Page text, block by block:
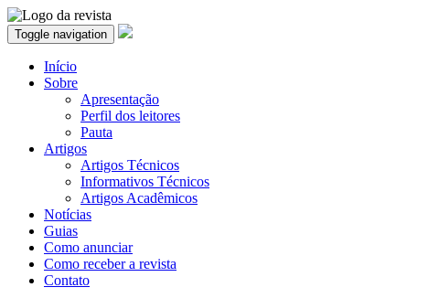
Toggle navigation
Início
Sobre
Apresentação
Perfil dos leitores
Pauta
Artigos
Artigos Técnicos
Informativos Técnicos
Artigos Acadêmicos
Notícias
Guias
Como anunciar
Como receber a revista
Contato